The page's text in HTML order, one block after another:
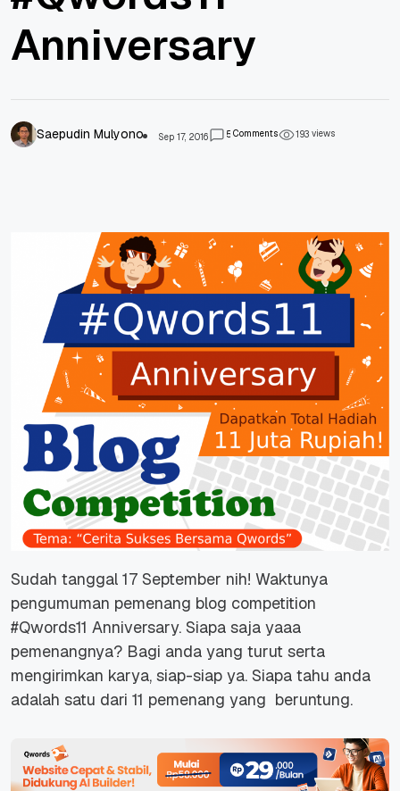
Anniversary
Saepudin Mulyono Sep 17, 2016 5Comments 193views
Sudah tanggal 17 September nih! Waktunya
pengumuman pemenang blog competition
#Qwords11 Anniversary. Siapa saja yaaa
pemenangnya? Bagi anda yang turut serta
mengirimkan karya, siap-siap ya. Siapa tahu anda
adalah satu dari 11 pemenang yang beruntung.